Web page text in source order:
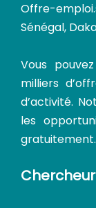
Offre-
Sénégal,
Vous
milliers
d’activité.
les
gratuitement.